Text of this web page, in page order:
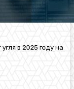
в 2025 году на